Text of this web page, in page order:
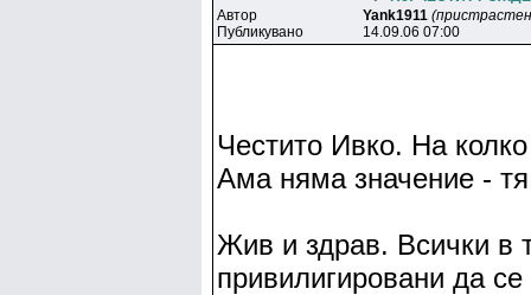
Автор
Yank1911
Публикувано
14.09.06 07:00
Честито Ивко. На
Ама няма значение -
Жив и здрав. Всички в
привилигировани да